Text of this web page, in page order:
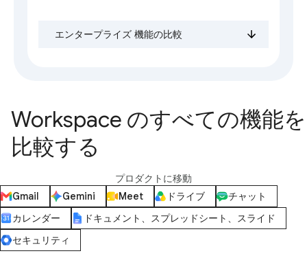
エンタープライズ 機能の比較
Workspace のすべての機能を
比較する
プロダクトに移動
Gmail
Gemini Meet ドライブ
チャット
カレンダー
ドキュメント、スプレッドシート、スライド
セキュリティ